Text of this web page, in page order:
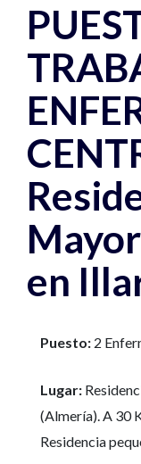
en
Puesto: 2
Lugar:
(Almería). A 30
Residencia